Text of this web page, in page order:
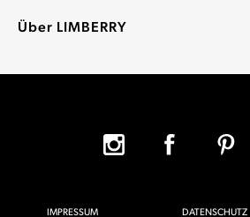
Über LIMBERRY
IMPRESSUM DATENSCHUTZ